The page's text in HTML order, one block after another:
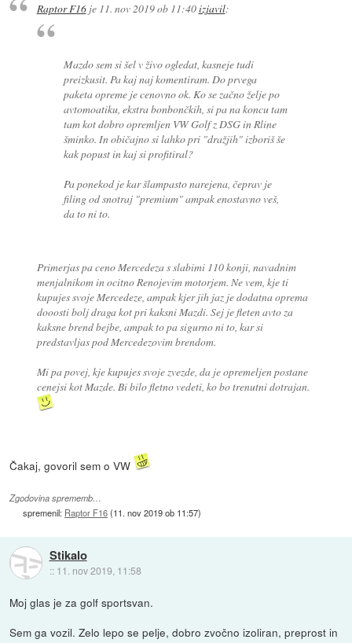
Raptor F16je 11. nov 2019 ob 11:40izjavil:
Mazdo sem si šel v živo ogledat, kasneje tudi
preizkusit. Pa kaj naj komentiram. Do prvega
paketa opreme je cenovno ok. Ko se začno želje po
avtomoatiku, ekstra bonbončkih, si pa na koncu tam
tam kot dobro opremljen VW Golf z DSG in Rline
šminko. In običajno si lahko pri "dražjih" izboriš še
kak popust in kaj si profitiral?
Pa ponekod je kar šlampasto narejena, čeprav je
filing od snotraj "premium" ampak enostavno veš,
da to ni to.
Primerjas pa ceno Mercedeza s slabimi 110 konji, navadnim
menjalnikom in ocitno Renojevim motorjem. Ne vem, kje ti
kupujes svoje Mercedeze, ampak kjer jih jaz je dodatna oprema
dooosti bolj draga kot pri kaksni Mazdi. Sej je fleten avto za
kaksne brend bejbe, ampak to pa sigurno ni to, kar si
predstavljas pod Mercedezovim brendom.
Mi pa povej, kje kupujes svoje zvezde, da je opremeljen postane
cenejsi kot Mazde. Bi bilo fletno vedeti, ko bo trenutni dotrajan.
Čakaj, govoril sem o VW
Zgodovina sprememb…
spremenil: Raptor F16(11. nov 2019 ob 11:57)
Stikalo
:: 11. nov 2019, 11:58
Moj glas je za golf sportsvan.
Sem ga vozil. Zelo lepo se pelje, dobro zvočno izoliran, preprost in